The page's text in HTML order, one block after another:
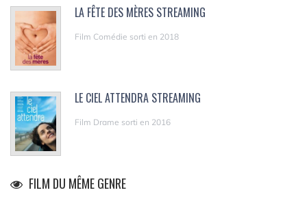
LA FÊTE DES MÈRES STREAMING
Film Comédie sorti en 2018
LE CIEL ATTENDRA STREAMING
Film Drame sorti en 2016
FILM DU MÊME GENRE